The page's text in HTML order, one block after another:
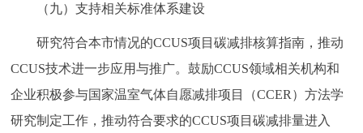
（九）支持相关标准体系建设
研究符合本市情况的CCUS项目碳减排核算指南，推动
CCUS技术进一步应用与推广。鼓励CCUS领域相关机构和
企业积极参与国家温室气体自愿减排项目（CCER）方法学
研究制定工作，推动符合要求的CCUS项目碳减排量进入